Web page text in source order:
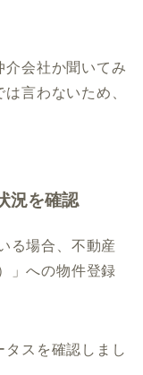
介会社か聞いてみ
言わないため、
況を確認
る場合、不動産
」への物件登録
スを確認しまし